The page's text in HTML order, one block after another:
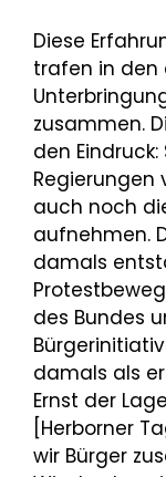
Diese
trafen in den
zusammen.
den
Regierungen
auch noch
aufnehmen.
damals
des Bundes
damals als
Ernst der
[Herborner
wir Bürger